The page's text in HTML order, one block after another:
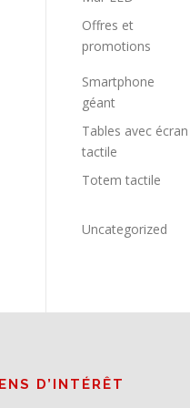
Offres et
promotions
Smartphone
géant
Tables avec écran
tactile
Totem tactile
Uncategorized
D’INTÉRÊT